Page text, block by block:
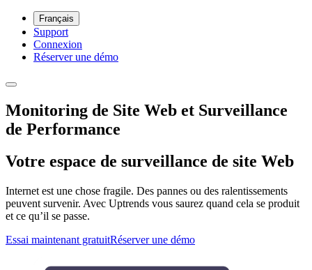
Français
Support
Connexion
Réserver une démo
Monitoring de Site Web et Surveillance
de Performance
Votre espace de surveillance de site Web
Internet est une chose fragile. Des pannes ou des ralentissements
peuvent survenir. Avec Uptrends vous saurez quand cela se produit
et ce qu’il se passe.
Essai maintenant gratuitRéserver une démo